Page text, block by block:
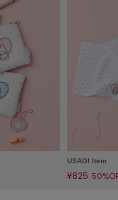
USAGI Item
¥825